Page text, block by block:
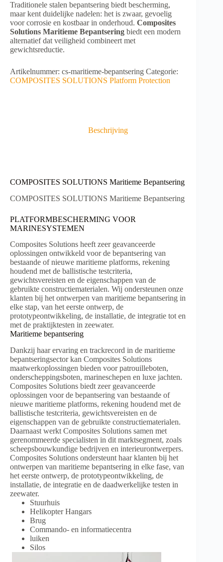
Traditionele stalen bepantsering biedt bescherming,
maar kent duidelijke nadelen: het is zwaar, gevoelig
voor corrosie en kostbaar in onderhoud. Composites
Solutions Maritieme Bepantsering biedt een modern
alternatief dat veiligheid combineert met
gewichtsreductie.
Artikelnummer: cs-maritieme-bepantsering Categorie:
COMPOSITES SOLUTIONS Platform Protection
Beschrijving
COMPOSITES SOLUTIONS Maritieme Bepantsering
COMPOSITES SOLUTIONS Maritieme Bepantsering
PLATFORMBESCHERMING VOOR
MARINESYSTEMEN
Composites Solutions heeft zeer geavanceerde
oplossingen ontwikkeld voor de bepantsering van
bestaande of nieuwe maritieme platforms, rekening
houdend met de ballistische testcriteria,
gewichtsvereisten en de eigenschappen van de
gebruikte constructiematerialen. Wij ondersteunen onze
klanten bij het ontwerpen van maritieme bepantsering in
elke stap, van het eerste ontwerp, de
prototypeontwikkeling, de installatie, de integratie tot en
met de praktijktesten in zeewater.
Maritieme bepantsering
Dankzij haar ervaring en trackrecord in de maritieme
bepantseringsector kan Composites Solutions
maatwerkoplossingen bieden voor patrouilleboten,
onderscheppingsboten, marineschepen en luxe jachten.
Composites Solutions biedt zeer geavanceerde
oplossingen voor de bepantsering van bestaande of
nieuwe maritieme platforms, rekening houdend met de
ballistische testcriteria, gewichtsvereisten en de
eigenschappen van de gebruikte constructiematerialen.
Daarnaast werkt Composites Solutions samen met
gerenommeerde specialisten in dit marktsegment, zoals
scheepsbouwkundige bedrijven en interieurontwerpers.
Composites Solutions ondersteunt haar klanten bij het
ontwerpen van maritieme bepantsering in elke fase, van
het eerste ontwerp, de prototypeontwikkeling, de
installatie, de integratie en de daadwerkelijke testen in
zeewater.
Stuurhuis
Helikopter Hangars
Brug
Commando- en informatiecentra
luiken
Silos